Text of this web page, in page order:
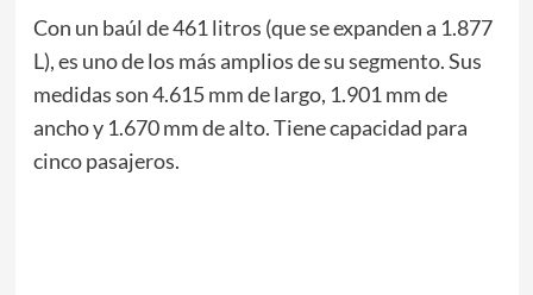
Con un baúl de 461 litros (que se expanden a 1.877
L), es uno de los más amplios de su segmento. Sus
medidas son 4.615 mm de largo, 1.901 mm de
ancho y 1.670 mm de alto. Tiene capacidad para
cinco pasajeros.